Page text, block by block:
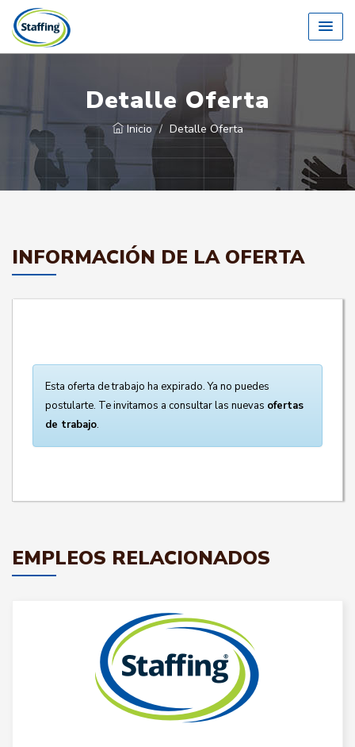
Detalle Oferta
Inicio Detalle Oferta
INFORMACIÓN DE LA OFERTA
Esta oferta de trabajo ha expirado. Ya no puedes
postularte. Te invitamos a consultar las nuevas ofertas
de trabajo.
EMPLEOS RELACIONADOS